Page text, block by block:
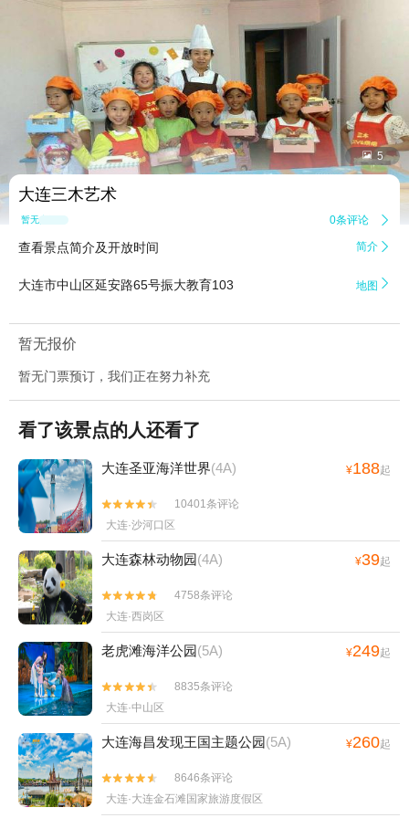
 5
大连三木艺术
暂无点评 0条评论 
查看景点简介及开放时间 简介 
大连市中山区延安路65号振大教育103 地图 
暂无报价
暂无门票预订，我们正在努力补充
看了该景点的人还看了
大连圣亚海洋世界(4A) ¥188起


10401条评论
大连·沙河口区
大连森林动物园(4A) ¥39起


4758条评论
大连·西岗区
老虎滩海洋公园(5A) ¥249起


8835条评论
大连·中山区
大连海昌发现王国主题公园(5A) ¥260起


8646条评论
大连·大连金石滩国家旅游度假区